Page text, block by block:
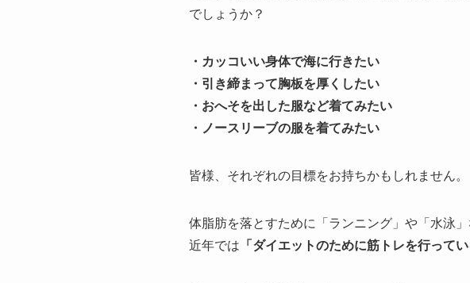
でしょうか？
・カッコいい身体で海に行きたい
・引き締まって胸板を厚くしたい
・おへそを出した服など着てみたい
・ノースリーブの服を着てみたい
皆様、それぞれの目標をお持ちかもしれません。
体脂肪を落とすために「ランニング」や「水泳
近年では 「ダイエットのために筋トレを行ってい